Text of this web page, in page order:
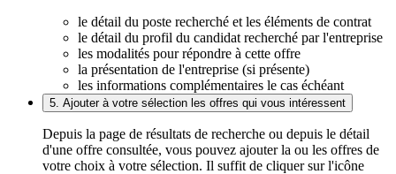
le détail du poste recherché et les éléments de contrat
le détail du profil du candidat recherché par l'entreprise
les modalités pour répondre à cette offre
la présentation de l'entreprise (si présente)
les informations complémentaires le cas échéant
5. Ajouter à votre sélection les offres qui vous intéressent
Depuis la page de résultats de recherche ou depuis le détail
d'une offre consultée, vous pouvez ajouter la ou les offres de
votre choix à votre sélection. Il suffit de cliquer sur l'icône